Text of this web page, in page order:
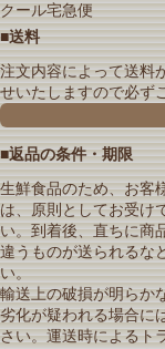
クール宅急便
■送料
注文内容によって送料
せいたしますので必ず
■返品の条件・期限
生鮮食品のため、お客
は、原則としてお受け
い。到着後、直ちに商
違うものが送られるな
い。
輸送上の破損が明らか
劣化が疑われる場合に
さい。運送時によるト